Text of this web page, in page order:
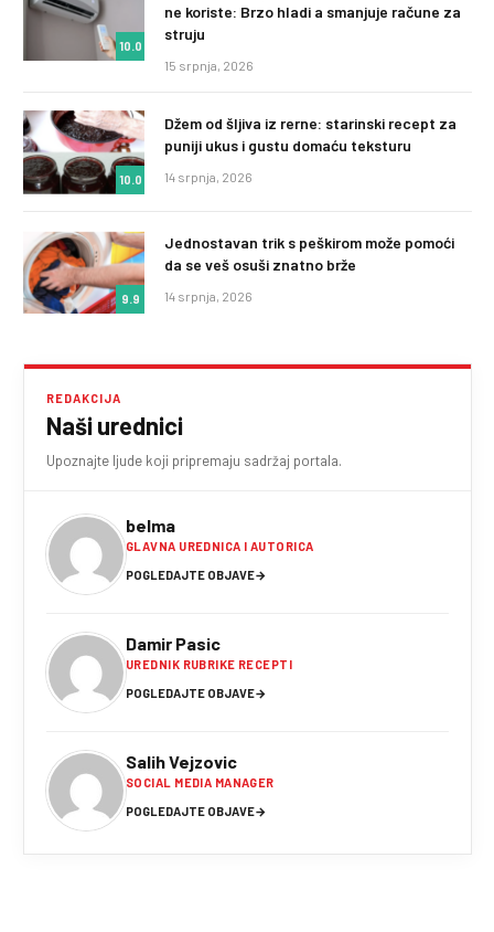
10.0
ne koriste: Brzo hladi a smanjuje račune za
struju
15 srpnja, 2026
10.0
Džem od šljiva iz rerne: starinski recept za
puniji ukus i gustu domaću teksturu
14 srpnja, 2026
9.9
Jednostavan trik s peškirom može pomoći
da se veš osuši znatno brže
14 srpnja, 2026
REDAKCIJA
Naši urednici
Upoznajte ljude koji pripremaju sadržaj portala.
belma
GLAVNA UREDNICA I AUTORICA
POGLEDAJTE OBJAVE→
Damir Pasic
UREDNIK RUBRIKE RECEPTI
POGLEDAJTE OBJAVE→
Salih Vejzovic
SOCIAL MEDIA MANAGER
POGLEDAJTE OBJAVE→